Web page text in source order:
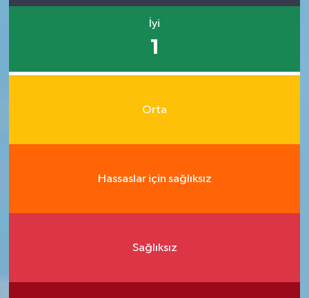
İyi
1
Orta
Hassaslar için sağlıksız
Sağlıksız